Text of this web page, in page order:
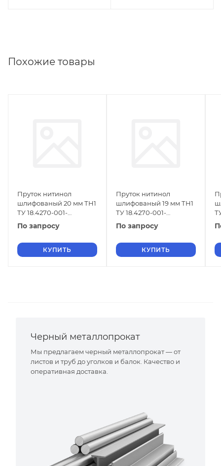
Похожие товары
Пруток нитинол
шлифованый 20 мм ТН1
ТУ 18.4270-001-
16980791-2013
По запросу
КУПИТЬ
Пруток нитинол
шлифованый 19 мм ТН1
ТУ 18.4270-001-
16980791-2013
По запросу
КУПИТЬ
Черный металлопрокат
Мы предлагаем черный металлопрокат — от
листов и труб до уголков и балок. Качество и
оперативная доставка.